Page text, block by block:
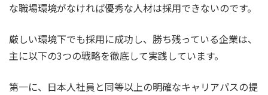
な職場環境がなければ優秀な人材は採用できないのです。
厳しい環境下でも採用に成功し、勝ち残っている企業は、
主に以下の3つの戦略を徹底して実践しています。
第一に、日本人社員と同等以上の明確なキャリアパスの提